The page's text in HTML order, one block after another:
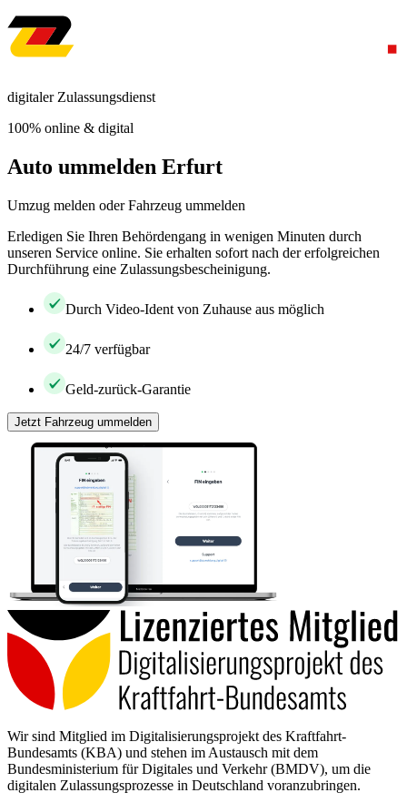
digitaler Zulassungsdienst
100% online & digital
Auto ummelden Erfurt
Umzug melden oder Fahrzeug ummelden
Erledigen Sie Ihren Behördengang in wenigen Minuten durch
unseren Service online. Sie erhalten sofort nach der erfolgreichen
Durchführung eine Zulassungsbescheinigung.
Durch Video-Ident von Zuhause aus möglich
24/7 verfügbar
Geld-zurück-Garantie
Jetzt Fahrzeug ummelden
Wir sind Mitglied im Digitalisierungsprojekt des Kraftfahrt-
Bundesamts (KBA) und stehen im Austausch mit dem
Bundesministerium für Digitales und Verkehr (BMDV), um die
digitalen Zulassungsprozesse in Deutschland voranzubringen.